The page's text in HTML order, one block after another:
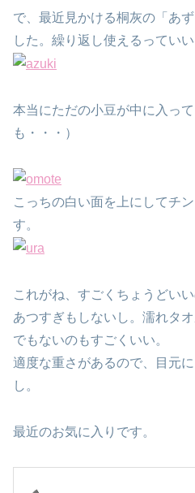
で、最近見かける桐灰の「あ
した。繰り返し使えるっていい
本当にただの小豆が中に入っ
も・・・）
こっちの白い面を上にしてチ
す。
これがね、すごくちょうどいい
あつすぎもしないし。濡れタ
でもないのもすごくいい。
適度な重さがあるので、目元
し。
最近のお気に入りです。